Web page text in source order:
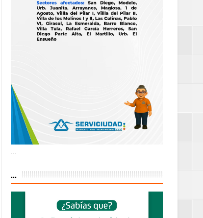
sin
de
Mujer
en la
...